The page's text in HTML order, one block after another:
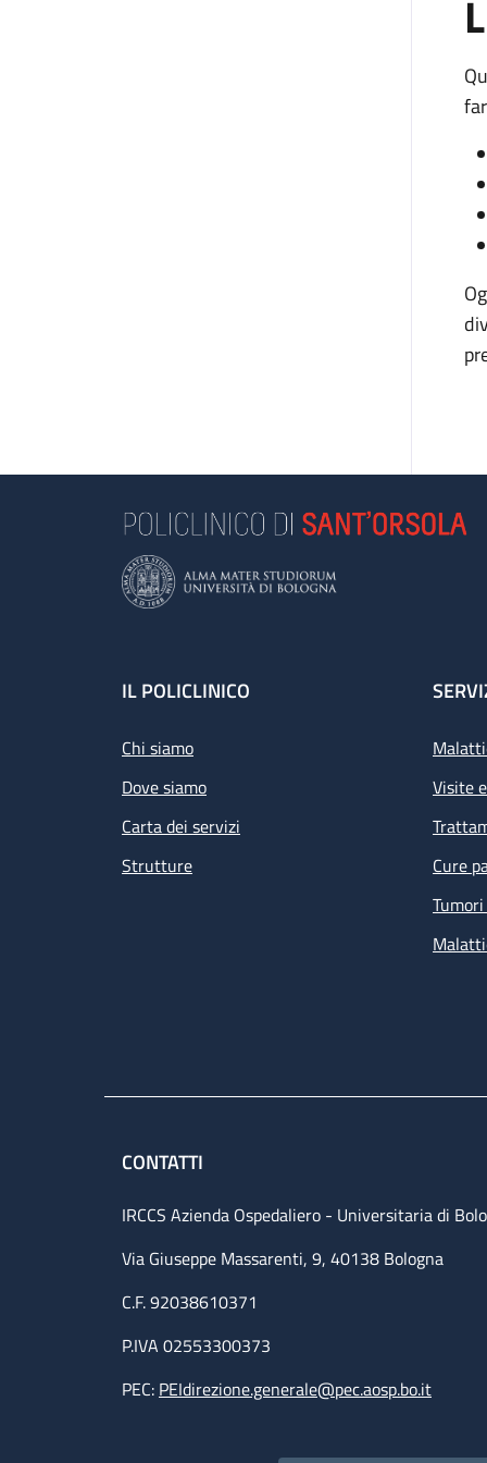
Footer
IL POLICLINICO
Chi siamo
Dove siamo
Carta dei servizi
Strutture
Visite
Cure
CONTATTI
IRCCS Azienda Ospedaliero - Universitaria di
Via Giuseppe Massarenti, 9, 40138 Bologna
C.F. 92038610371
P.IVA 02553300373
PEC: PEIdirezione.generale@pec.aosp.bo.it